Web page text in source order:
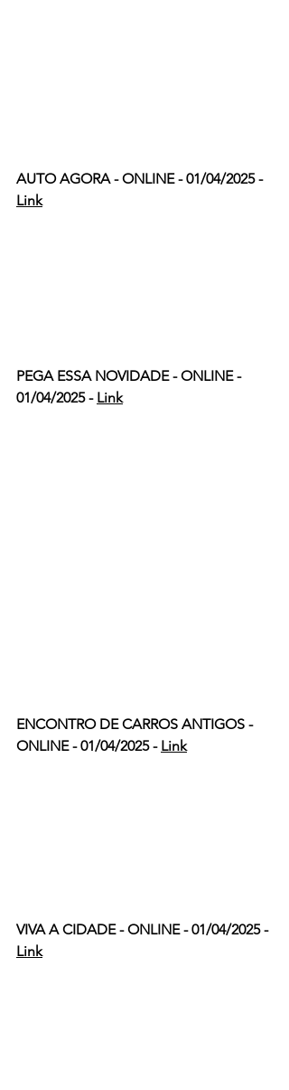
AUTO AGORA - ONLINE - 01/04/2025 -
Link
PEGA ESSA NOVIDADE - ONLINE -
01/04/2025 - Link
ENCONTRO DE CARROS ANTIGOS -
ONLINE - 01/04/2025 - Link
VIVA A CIDADE - ONLINE - 01/04/2025 -
Link